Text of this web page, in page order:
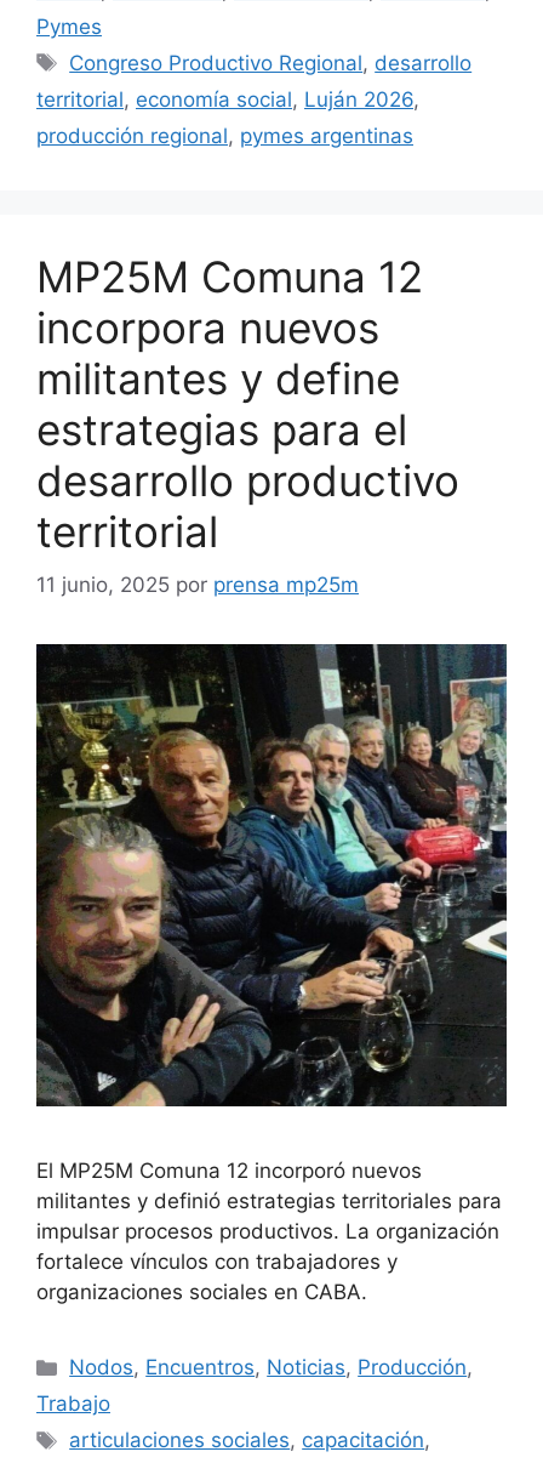
Pymes
Congreso Productivo Regional, desarrollo
territorial, economía social, Luján 2026,
producción regional, pymes argentinas
MP25M Comuna 12
incorpora nuevos
militantes y define
estrategias para el
desarrollo productivo
territorial
11 junio, 2025 por prensa mp25m
El MP25M Comuna 12 incorporó nuevos
militantes y definió estrategias territoriales para
impulsar procesos productivos. La organización
fortalece vínculos con trabajadores y
organizaciones sociales en CABA.
Nodos, Encuentros, Noticias, Producción,
Trabajo
articulaciones sociales, capacitación,